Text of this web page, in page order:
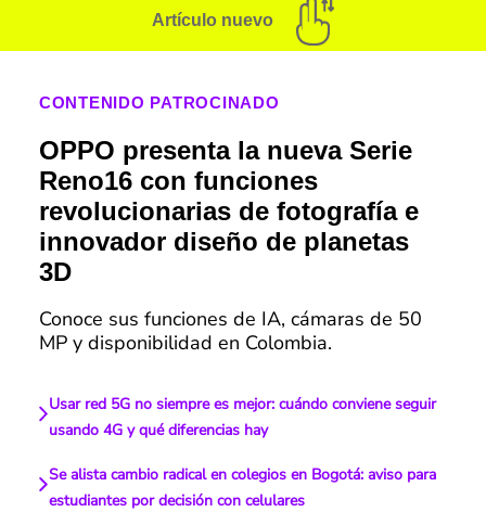
Artículo nuevo
CONTENIDO PATROCINADO
OPPO presenta la nueva Serie
Reno16 con funciones
revolucionarias de fotografía e
innovador diseño de planetas
3D
Conoce sus funciones de IA, cámaras de 50
MP y disponibilidad en Colombia.
Usar red 5G no siempre es mejor: cuándo conviene seguir
usando 4G y qué diferencias hay
Se alista cambio radical en colegios en Bogotá: aviso para
estudiantes por decisión con celulares